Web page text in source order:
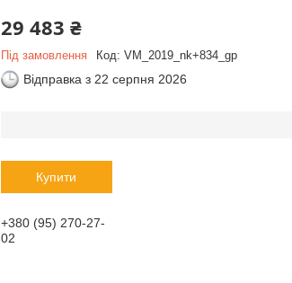
29 483 ₴
Під замовлення Код: VM_2019_nk+834_gp
Відправка з 22 серпня 2026
Купити
+380 (95) 270-27-
02